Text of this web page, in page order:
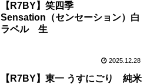
【R7BY】笑四季
Sensation（センセーション）白
ラベル 生
2025.12.28
【R7BY】東一 うすにごり 純米